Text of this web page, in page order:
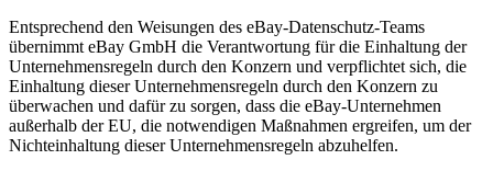
Entsprechend den Weisungen des eBay-Datenschutz-Teams
übernimmt eBay GmbH die Verantwortung für die Einhaltung der
Unternehmensregeln durch den Konzern und verpflichtet sich, die
Einhaltung dieser Unternehmensregeln durch den Konzern zu
überwachen und dafür zu sorgen, dass die eBay-Unternehmen
außerhalb der EU, die notwendigen Maßnahmen ergreifen, um der
Nichteinhaltung dieser Unternehmensregeln abzuhelfen.